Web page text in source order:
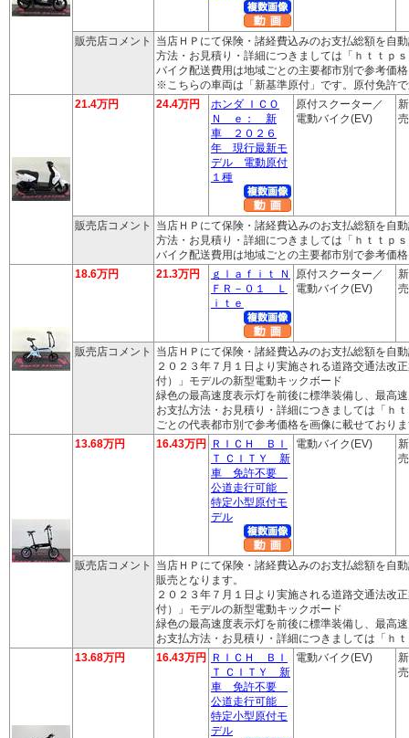
販売店コメント
当店ＨＰにて保険・諸経費込みのお支払総額を自
方法・お見積り・詳細につきましては「ｈｔｔｐ
バイク配送費用は地域ごとの主要都市別で参考価
※こちらの車両は「新基準原付」です。原付免許
21.4万円
24.4万円
ホンダ ＩＣＯ
Ｎ ｅ： 新
車 ２０２６
年 現行最新モ
デル 電動原付
１種
原付スクーター／
電動バイク(EV)
販売店コメント
当店ＨＰにて保険・諸経費込みのお支払総額を自
方法・お見積り・詳細につきましては「ｈｔｔｐ
バイク配送費用は地域ごとの主要都市別で参考価
18.6万円
21.3万円
ｇｌａｆｉｔ Ｎ
ＦＲ－０１ Ｌ
ｉｔｅ
原付スクーター／
電動バイク(EV)
販売店コメント
当店ＨＰにて保険・諸経費込みのお支払総額を自
２０２３年７月１日より実施される道路交通法改
付）」モデルの新型電動キックボード
緑色の最高速度表示灯を前後に標準装備し、最高
お支払方法・お見積り・詳細につきましては「ｈ
ごとの代表都市別で参考価格を画像に載せており
13.68万円
16.43万円
ＲＩＣＨ ＢＩ
Ｔ ＣＩＴＹ 新
車 免許不要
公道走行可能
特定小型原付モ
デル
電動バイク(EV)
販売店コメント
当店ＨＰにて保険・諸経費込みのお支払総額を自
販売となります。
２０２３年７月１日より実施される道路交通法改
付）」モデルの新型電動キックボード
緑色の最高速度表示灯を前後に標準装備し、最高
お支払方法・お見積り・詳細につきましては「ｈ
13.68万円
16.43万円
ＲＩＣＨ ＢＩ
Ｔ ＣＩＴＹ 新
車 免許不要
公道走行可能
特定小型原付モ
デル
電動バイク(EV)